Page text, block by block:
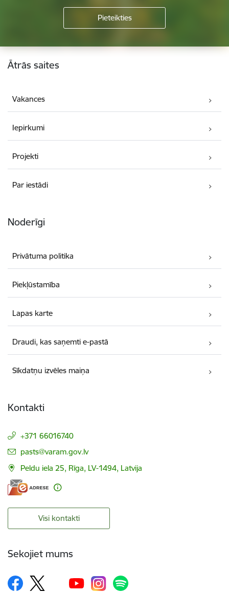
Kājene
Ātrās saites
Vakances
Iepirkumi
Projekti
Par iestādi
Noderīgi
Privātuma politika
Piekļūstamība
Lapas karte
Draudi, kas saņemti e-pastā
Sīkdatņu izvēles maiņa
Kontakti
+371 66016740
E-pasts:
pasts@varam.gov.lv
Peldu iela 25, Rīga, LV-1494, Latvija
Visi kontakti
Sekojiet mums